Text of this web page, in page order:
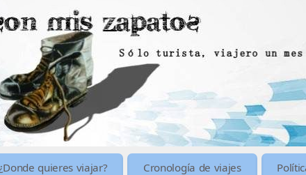
quieres viajar? Cronología de viajes